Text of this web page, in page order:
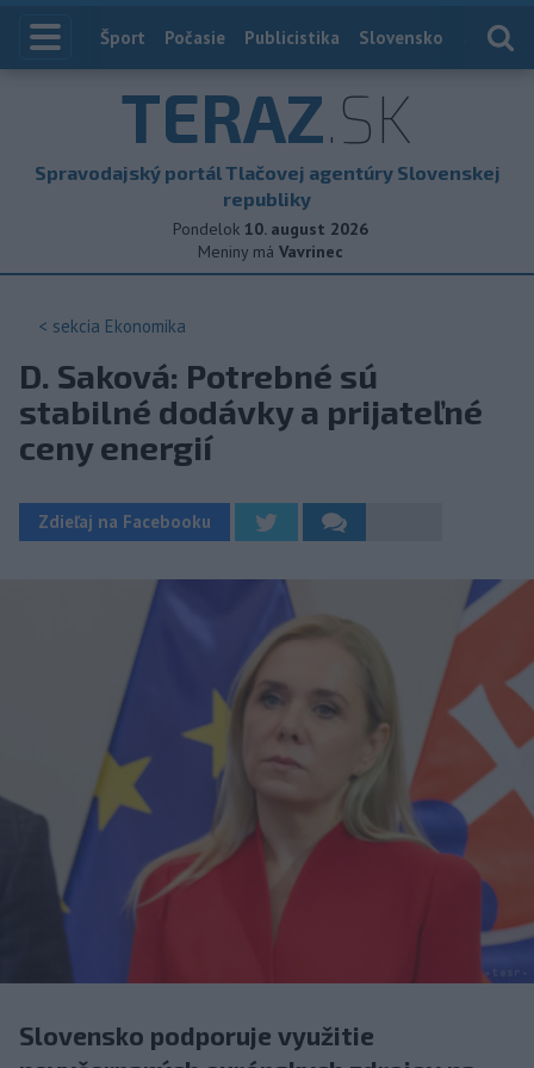
Index
Šport Počasie Publicistika Slovensko
TERAZ.SK
Spravodajský portál Tlačovej agentúry Slovenskej
republiky
Pondelok 10. august 2026
Meniny má Vavrinec
< sekcia Ekonomika
D. Saková: Potrebné sú
stabilné dodávky a prijateľné
ceny energií
Zdieľaj na Facebooku
Slovensko podporuje využitie